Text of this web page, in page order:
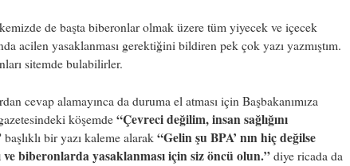
de başta biberonlar olmak üzere tüm yiyecek ve içecek
acilen yasaklanması gerektiğini bildiren pek çok yazı yazmıştım.
sitemde bulabilirler.
cevap alamayınca da duruma el atması için Başbakanımıza
köşemde“Çevreci değilim, insan sağlığını
başlıklı bir yazı kaleme alarak “Gelin şu BPA’ nın hiç değilse
ve biberonlarda yasaklanması için siz öncü olun.” diye ricada da